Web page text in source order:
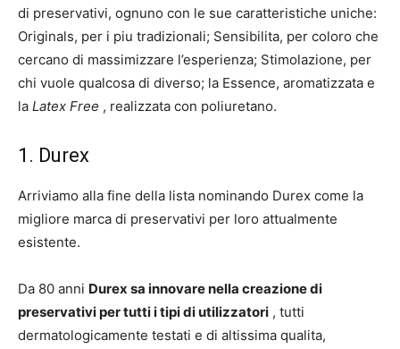
di preservativi, ognuno con le sue caratteristiche uniche:
Originals, per i piu tradizionali; Sensibilita, per coloro che
cercano di massimizzare l’esperienza; Stimolazione, per
chi vuole qualcosa di diverso; la Essence, aromatizzata e
la Latex Free , realizzata con poliuretano.
1. Durex
Arriviamo alla fine della lista nominando Durex come la
migliore marca di preservativi per loro attualmente
esistente.
Da 80 anni Durex sa innovare nella creazione di
preservativi per tutti i tipi di utilizzatori , tutti
dermatologicamente testati e di altissima qualita,